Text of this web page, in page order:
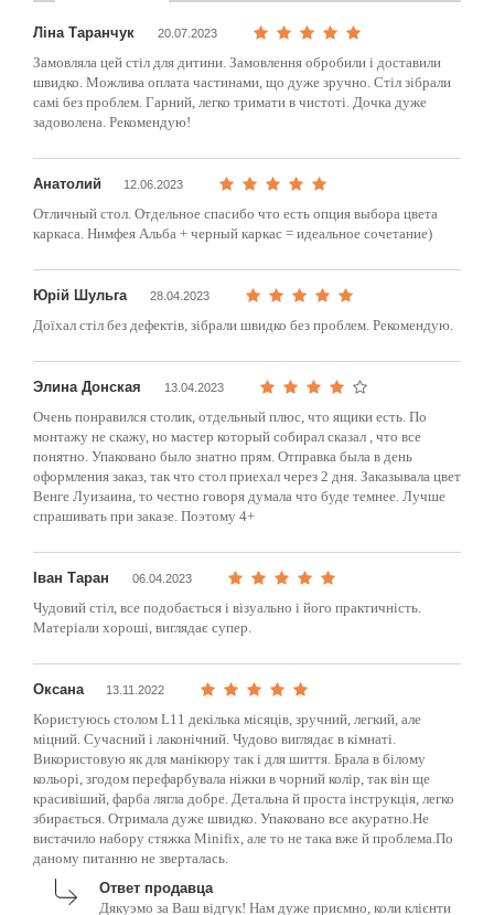
Ліна Таранчук 20.07.2023
Замовляла цей стіл для дитини. Замовлення обробили і доставили
швидко. Можлива оплата частинами, що дуже зручно. Стіл зібрали
самі без проблем. Гарний, легко тримати в чистоті. Дочка дуже
задоволена. Рекомендую!
Анатолий 12.06.2023
Отличный стол. Отдельное спасибо что есть опция выбора цвета
каркаса. Нимфея Альба + черный каркас = идеальное сочетание)
Юрій Шульга 28.04.2023
Доїхал стіл без дефектів, зібрали швидко без проблем. Рекомендую.
Элина Донская 13.04.2023
Очень понравился столик, отдельный плюс, что ящики есть. По
монтажу не скажу, но мастер который собирал сказал , что все
понятно. Упаковано было знатно прям. Отправка была в день
оформления заказ, так что стол приехал через 2 дня. Заказывала цвет
Венге Луизаина, то честно говоря думала что буде темнее. Лучше
спрашивать при заказе. Поэтому 4+
Іван Таран 06.04.2023
Чудовий стіл, все подобається і візуально і його практичність.
Матеріали хороші, виглядає супер.
Оксана 13.11.2022
Користуюсь столом L11 декілька місяців, зручний, легкий, але
міцний. Сучасний і лаконічний. Чудово виглядає в кімнаті.
Використовую як для манікюру так і для шиття. Брала в білому
кольорі, згодом перефарбувала ніжки в чорний колір, так він ще
красивіший, фарба лягла добре. Детальна й проста інструкція, легко
збирається. Отримала дуже швидко. Упаковано все акуратно.Не
вистачило набору стяжка Minifix, але то не така вже й проблема.По
даному питанню не зверталась.
Ответ продавца
Дякуэмо за Ваш відгук! Нам дуже приємно, коли клієнти